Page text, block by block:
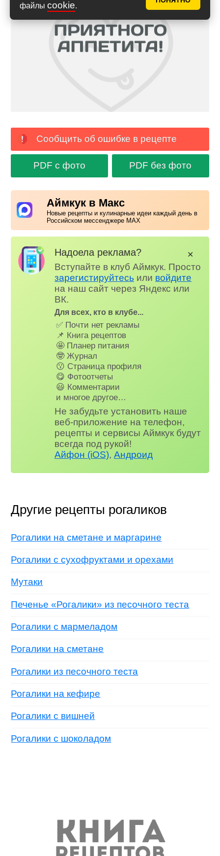
файлы cookie.
Сообщить об ошибке в рецепте
PDF с фото PDF без фото
Аймкук в Макс
Новые рецепты и кулинарные идеи каждый день в
Российском мессенджере MAX
Надоела реклама?
Вступайте в клуб Аймкук. Просто
зарегистируйтесь или войдите
на наш сайт через Яндекс или
ВК.
Для всех, кто в клубе...
✅ Почти нет рекламы
📌 Книга рецептов
🤩 Планер питания
🤓 Журнал
😗 Страница профиля
😋 Фотоотчеты
😃 Комментарии
и многое другое…
Не забудьте установить наше
веб-приложение на телефон,
рецепты и сервисы Аймкук будут
всегда под рукой!
Айфон (iOS),Андроид
✕
Другие рецепты рогаликов
Рогалики на сметане и маргарине
Рогалики с сухофруктами и орехами
Мутаки
Печенье «Рогалики» из песочного теста
Рогалики с мармеладом
Рогалики на сметане
Рогалики из песочного теста
Рогалики на кефире
Рогалики с вишней
Рогалики с шоколадом